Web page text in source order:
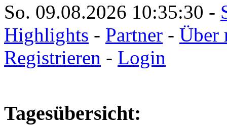
So. 09.08.2026 10:35:31 -
Highlights - Partner - Über
Registrieren - Login
Tagesübersicht: